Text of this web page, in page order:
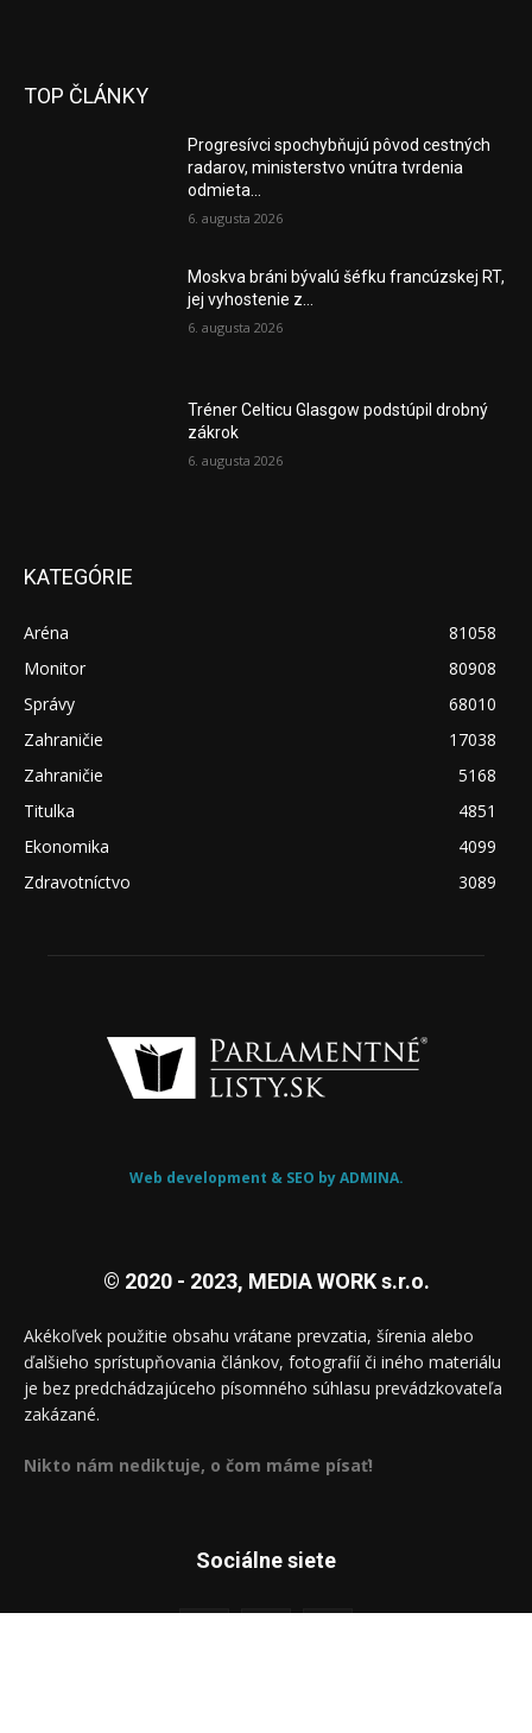
TOP ČLÁNKY
Progresívci spochybňujú pôvod cestných
radarov, ministerstvo vnútra tvrdenia
odmieta...
6. augusta 2026
Moskva bráni bývalú šéfku francúzskej RT,
jej vyhostenie z...
6. augusta 2026
Tréner Celticu Glasgow podstúpil drobný
zákrok
6. augusta 2026
KATEGÓRIE
Aréna
81058
Monitor
80908
Správy
68010
Zahraničie
17038
Zahraničie
5168
Titulka
4851
Ekonomika
4099
Zdravotníctvo
3089
Web development & SEO by ADMINA.
© 2020 - 2023, MEDIA WORK s.r.o.
Akékoľvek použitie obsahu vrátane prevzatia, šírenia alebo
ďalšieho sprístupňovania článkov, fotografií či iného materiálu
je bez predchádzajúceho písomného súhlasu prevádzkovateľa
zakázané.
Nikto nám nediktuje, o čom máme písať!
Sociálne siete